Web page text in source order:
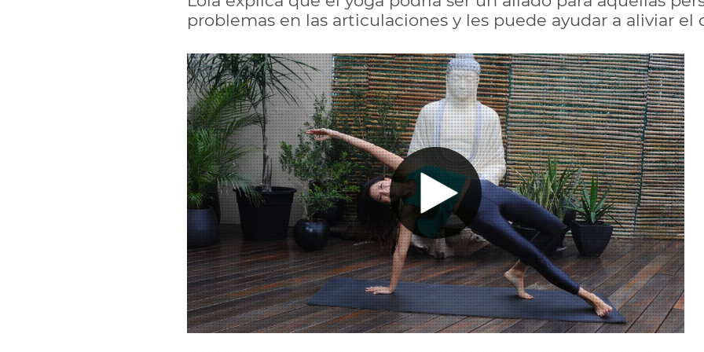
problemas en las articulaciones y les puede ayudar a aliviar el